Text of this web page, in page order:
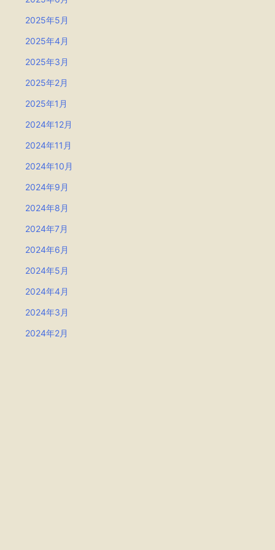
2025年5月
2025年4月
2025年3月
2025年2月
2025年1月
2024年12月
2024年11月
2024年10月
2024年9月
2024年8月
2024年7月
2024年6月
2024年5月
2024年4月
2024年3月
2024年2月